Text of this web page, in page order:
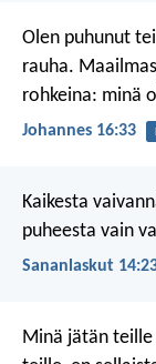
Olen puhunut
rauha.
rohkeina: minä
Johannes 16:33
Kaikesta
puheesta vain
Sananlaskut
Minä jätän teille